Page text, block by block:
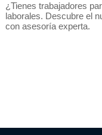
¿Tienes trabajadores
laborales. Descubre el
con asesoría experta.